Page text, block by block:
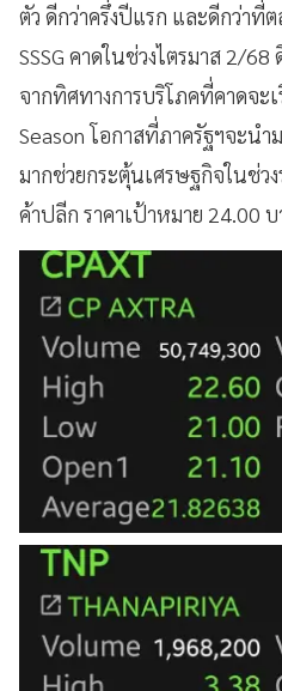
ตัว ดีกว่าครึ่งปีแรก และดีกว่าที่
SSSG คาดในช่วงไตรมาส 2/
จากทิศทางการบริโภคที่คาดจะ
Season โอกาสที่ภาครัฐฯจะนำ
มากช่วยกระตุ้นเศรษฐกิจในช่ว
ค้าปลีก ราคาเป้าหมาย 24.00